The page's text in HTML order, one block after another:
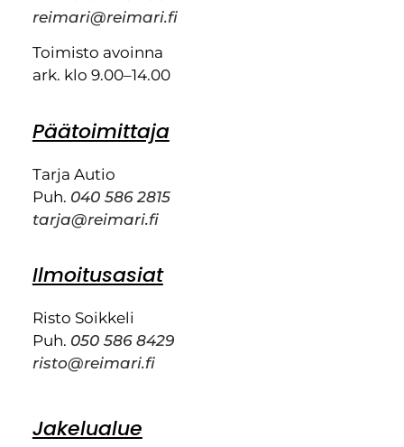
reimari@reimari.fi
Toimisto avoinna
ark. klo 9.00–14.00
Päätoimittaja
Tarja Autio
Puh. 040 586 2815
tarja@reimari.fi
Ilmoitusasiat
Risto Soikkeli
Puh. 050 586 8429
risto@reimari.fi
Jakelualue